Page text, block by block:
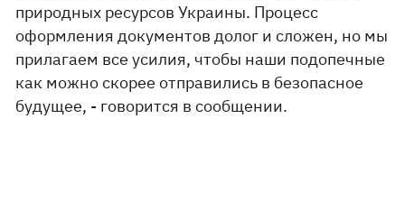
природных ресурсов Украины. Процесс
оформления документов долог и сложен, но мы
прилагаем все усилия, чтобы наши подопечные
как можно скорее отправились в безопасное
будущее, - говорится в сообщении.